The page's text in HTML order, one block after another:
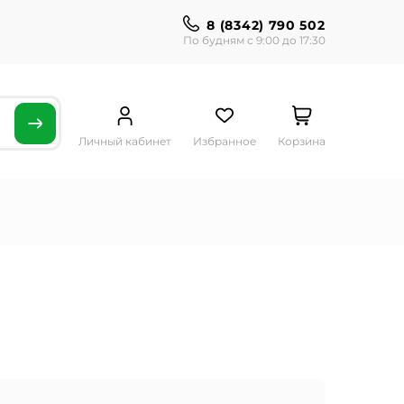
8 (8342) 790 502
По будням с 9:00 до 17:30
Личный кабинет Избранное Корзина